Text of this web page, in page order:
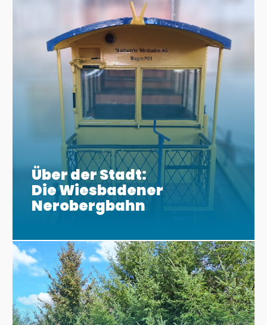
Über der Stadt:
Die Wiesbadener
Nerobergbahn